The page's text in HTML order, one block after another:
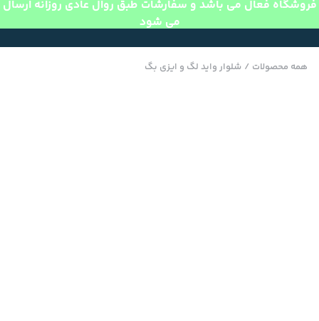
فروشگاه فعال می باشد و سفارشات طبق روال عادی روزانه ارسال
می شود
همه محصولات / شلوار واید لگ و ایزی بگ